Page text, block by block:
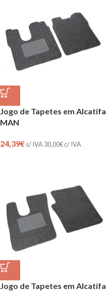
Jogo de Tapetes em Alcatifa
MAN
24,39€s/ IVA 30,00€c/ IVA
Jogo de Tapetes em Alcatifa